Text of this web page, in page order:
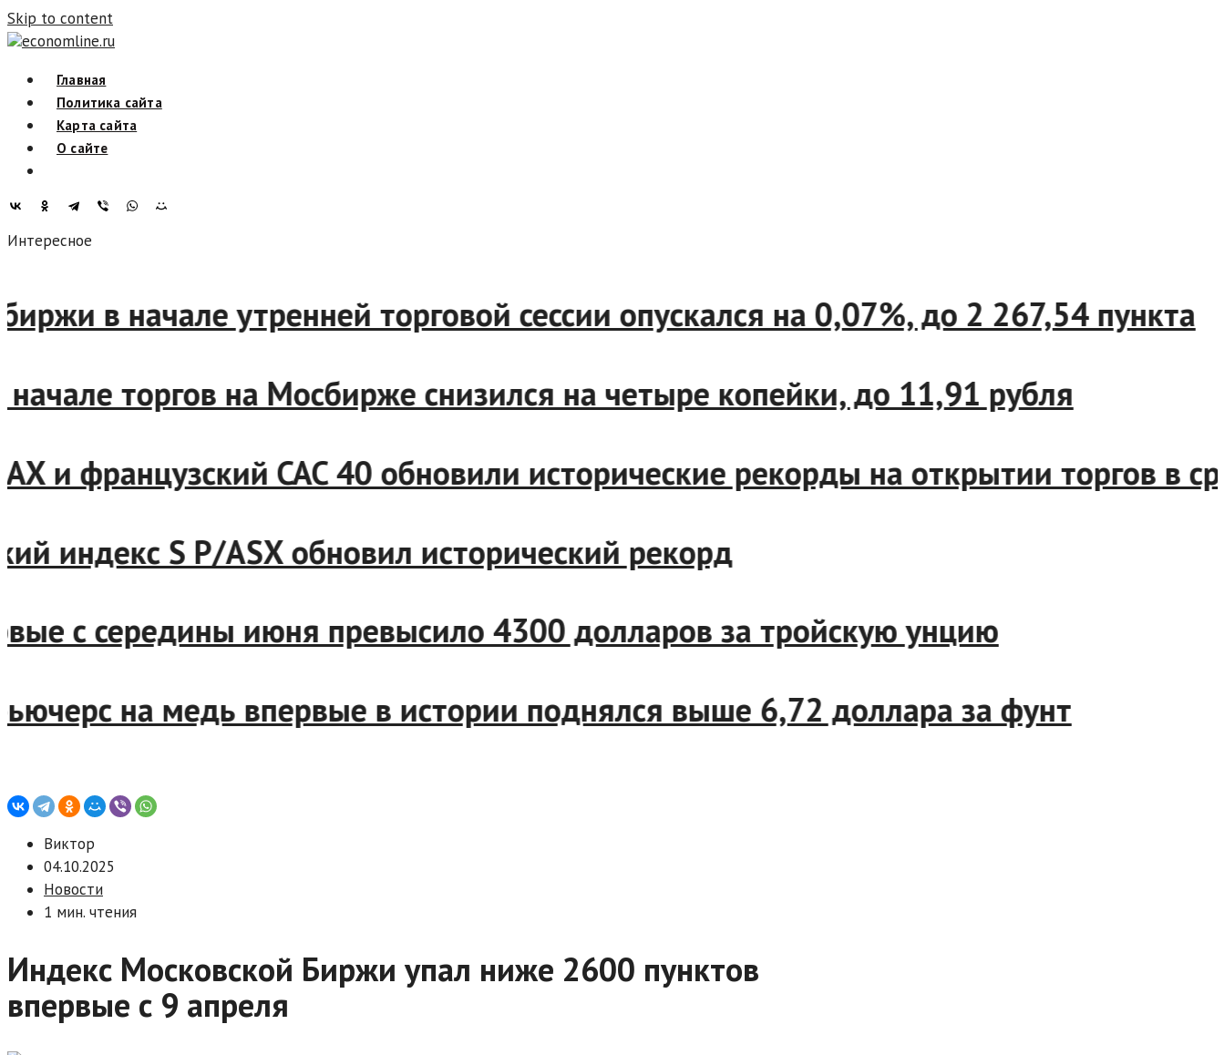
Skip to content
economline.ru
Главная
Политика сайта
Карта сайта
О сайте
Интересное
в начале утренней торговой сессии опускался на 0,07%, до 2 267,54
в начале торгов на Мосбирже снизился на четыре копейки, до 11,91 рубля
и французский CAC 40 обновили исторические рекорды на открытии торгов в
индекс S P/ASX обновил исторический рекорд
с середины июня превысило 4300 долларов за тройскую унцию
фьючерс на медь впервые в истории поднялся выше 6,72 доллара за фунт
Виктор
04.10.2025
Новости
1 мин. чтения
Индекс Московской Биржи упал ниже 2600 пунктов
впервые с 9 апреля